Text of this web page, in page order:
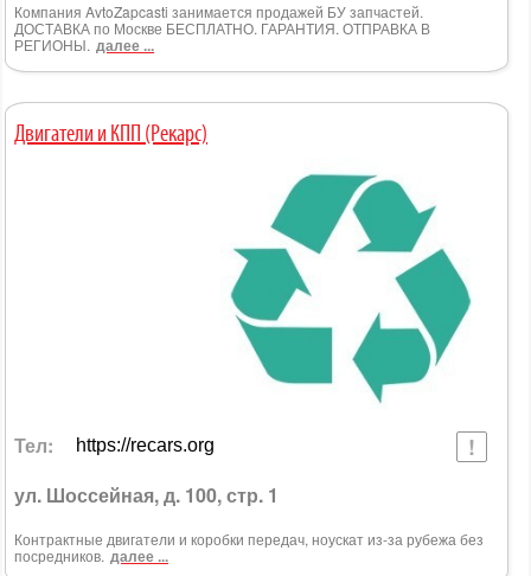
Компания AvtoZapcasti занимается продажей БУ запчастей.
ДОСТАВКА по Москве БЕСПЛАТНО. ГАРАНТИЯ. ОТПРАВКА В
РЕГИОНЫ. далее ...
Двигатели и КПП (Рекарс)
Тел: https://recars.org
ул. Шоссейная, д. 100, стр. 1
Контрактные двигатели и коробки передач, ноускат из-за рубежа без
посредников. далее ...